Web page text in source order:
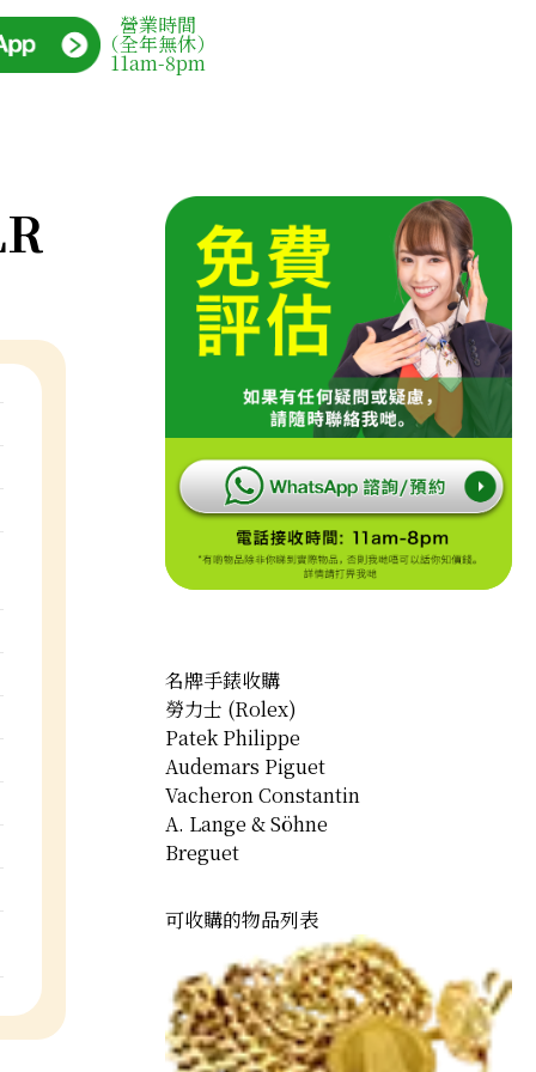
營業時間
（全年無休）
11am-8pm
名牌手錶收購
勞力士 (Rolex)
Patek Philippe
Audemars Piguet
Vacheron Constantin
A. Lange & Söhne
Breguet
可收購的物品列表